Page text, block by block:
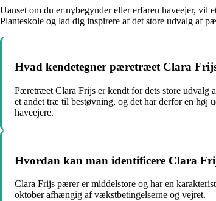
Uanset om du er nybegynder eller erfaren haveejer, vil
Planteskole og lad dig inspirere af det store udvalg af
Hvad kendetegner pæretræet Clara
Pæretræet Clara Frijs er kendt for dets store udvalg
et andet træ til bestøvning, og det har derfor en høj
haveejere.
Hvordan kan man identificere Clara
Clara Frijs pærer er middelstore og har en
oktober afhængig af vækstbetingelserne og vejret.